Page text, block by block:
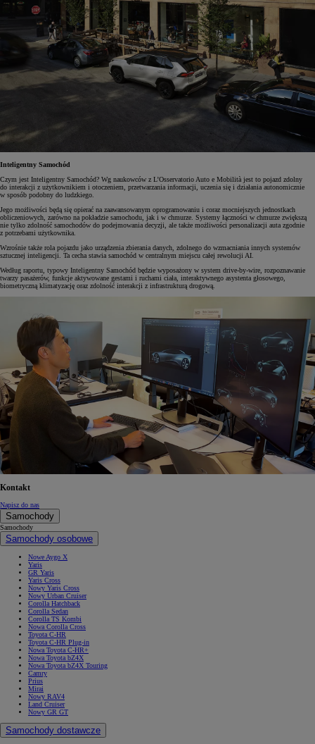
Inteligentny Samochód
Czym jest Inteligentny Samochód? Wg naukowców z L’Osservatorio Auto e Mobilità jest to pojazd zdolny
do interakcji z użytkownikiem i otoczeniem, przetwarzania informacji, uczenia się i działania autonomicznie
w sposób podobny do ludzkiego.
Jego możliwości będą się opierać na zaawansowanym oprogramowaniu i coraz mocniejszych jednostkach
obliczeniowych, zarówno na pokładzie samochodu, jak i w chmurze. Systemy łączności w chmurze zwiększą
nie tylko zdolność samochodów do podejmowania decyzji, ale także możliwości personalizacji auta zgodnie
z potrzebami użytkownika.
Wzrośnie także rola pojazdu jako urządzenia zbierania danych, zdolnego do wzmacniania innych systemów
sztucznej inteligencji. Ta cecha stawia samochód w centralnym miejscu całej rewolucji AI.
Według raportu, typowy Inteligentny Samochód będzie wyposażony w system drive-by-wire, rozpoznawanie
twarzy pasażerów, funkcje aktywowane gestami i ruchami ciała, interaktywnego asystenta głosowego,
biometryczną klimatyzację oraz zdolność interakcji z infrastrukturą drogową.
Kontakt
Napisz do nas
Samochody
Samochody
Samochody osobowe
Nowe Aygo X
Yaris
GR Yaris
Yaris Cross
Nowy Yaris Cross
Nowy Urban Cruiser
Corolla Hatchback
Corolla Sedan
Corolla TS Kombi
Nowa Corolla Cross
Toyota C-HR
Toyota C-HR Plug-in
Nowa Toyota C-HR+
Nowa Toyota bZ4X
Nowa Toyota bZ4X Touring
Camry
Prius
Mirai
Nowy RAV4
Land Cruiser
Nowy GR GT
Samochody dostawcze